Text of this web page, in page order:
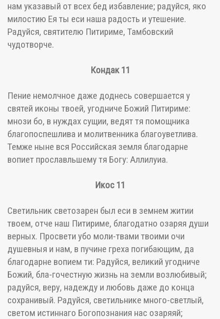
нам указавый от всех бед избавление; радуйся, яко
милостию Ея ты еси наша радость и утешение.
Радуйся, святителю Питириме, Тамбовский
чудотворче.
Кондак 11
Пение немолчное даже доднесь совершается у
святей иконы твоей, угодниче Божий Питириме:
мнози бо, в нуждах сущии, ведят тя помощника
благопоспешлива и молитвенника благоуветлива.
Темже ныне вся Российская земля благодарне
вопиет прославльшему тя Богу: Аллилуиа.
Икос 11
Светильник светозарен был еси в земнем житии
твоем, отче наш Питириме, благодатно озаряя души
верных. Просвети убо моли-твами твоими очи
душевныя и нам, в пучине греха погибающим, да
благодарне вопием ти: Радуйся, великий угодниче
Божий, бла-гочестную жизнь на земли возлюбивый;
радуйся, веру, надежду и любовь даже до конца
сохранивый. Радуйся, светильнике много-светлый,
светом истиннаго Богопознания нас озаряяй;